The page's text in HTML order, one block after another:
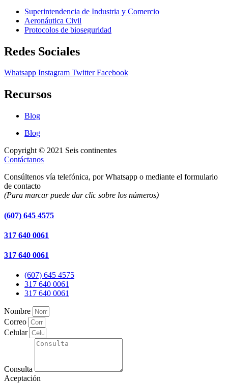
Superintendencia de Industria y Comercio
Aeronáutica Civil
Protocolos de bioseguridad
Redes Sociales
Whatsapp Instagram Twitter Facebook
Recursos
Blog
Blog
Copyright © 2021 Seis continentes
Contáctanos
Consúltenos vía telefónica, por Whatsapp o mediante el formulario
de contacto
(Para marcar puede dar clic sobre los números)
(607) 645 4575
317 640 0061
317 640 0061
(607) 645 4575
317 640 0061
317 640 0061
Nombre
Correo
Celular
Consulta
Aceptación